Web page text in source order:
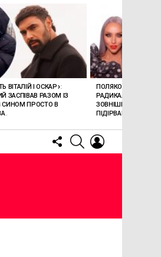
FOLLOW
US
SEARCH
ВІТАЛІЙ І ОСКАР»:
ЗАСПІВАВ РАЗОМ ІЗ
СИНОМ ПРОСТО В
ПОЛЯКОВА ВРАЗИЛА
РАДИКАЛЬНОЮ
ЗОВНІШНОСТІ:
ПІДІРВАВ МЕРЕЖУ